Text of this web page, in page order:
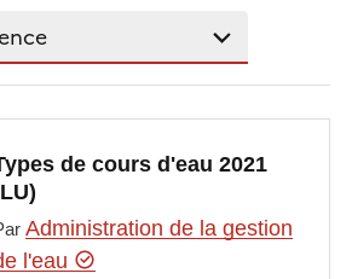
de cours d'eau 2021
Administration de la gestion
l'eau